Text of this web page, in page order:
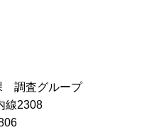
調査グループ
2308